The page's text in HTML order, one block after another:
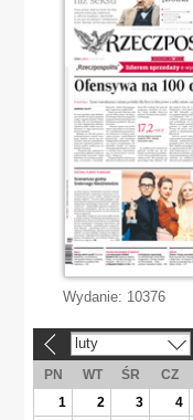
Wydanie: 10376
luty
PN WT ŚR CZ
1
2 3 4